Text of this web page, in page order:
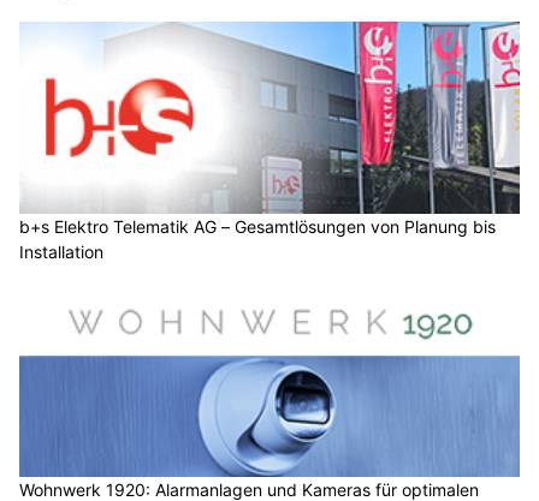
b+s Elektro Telematik AG – Gesamtlösungen von Planung bis
Installation
Wohnwerk 1920: Alarmanlagen und Kameras für optimalen